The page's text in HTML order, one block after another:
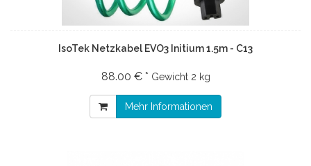
IsoTek Netzkabel EVO3 Initium 1.5m - C13
88.00 € * Gewicht 2 kg
Mehr Informationen